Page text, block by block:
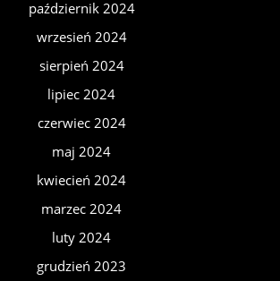
październik 2024
wrzesień 2024
sierpień 2024
lipiec 2024
czerwiec 2024
maj 2024
kwiecień 2024
marzec 2024
luty 2024
grudzień 2023